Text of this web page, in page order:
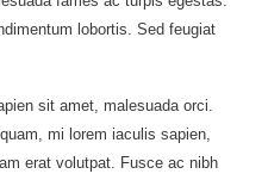
lobortis. Sed feugiat
sit amet, malesuada orci.
mi lorem iaculis sapien,
erat volutpat. Fusce ac nibh